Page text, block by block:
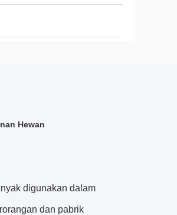
Hewan
digunakan dalam
dan pabrik